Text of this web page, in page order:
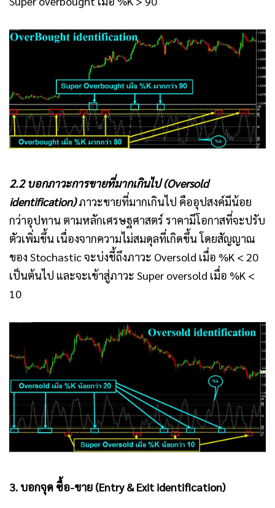
2.2 บอกภาวะการขายที่มากเกินไป (Oversold
identification) ภาวะขายที่มากเกินไป คืออุปสงค์มีน้อย
กว่าอุปทาน ตามหลักเศรษฐศาสตร์ ราคามีโอกาสที่จะปรับ
ตัวเพิ่มขึ้น เนื่องจากความไม่สมดุลที่เกิดขึ้น โดยสัญญาณ
ของ Stochastic จะบ่งชี้ถึงภาวะ Oversold เมื่อ %K < 20
เป็นต้นไป และจะเข้าสู่ภาวะ Super oversold เมื่อ %K <
10
3. บอกจุด ซื้อ-ขาย (Entry & Exit identification)